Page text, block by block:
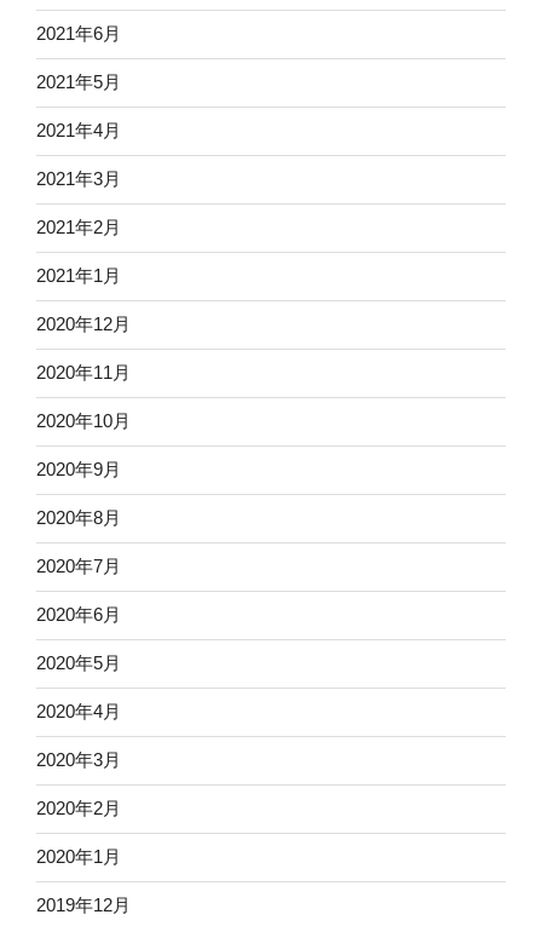
2021年6月
2021年5月
2021年4月
2021年3月
2021年2月
2021年1月
2020年12月
2020年11月
2020年10月
2020年9月
2020年8月
2020年7月
2020年6月
2020年5月
2020年4月
2020年3月
2020年2月
2020年1月
2019年12月